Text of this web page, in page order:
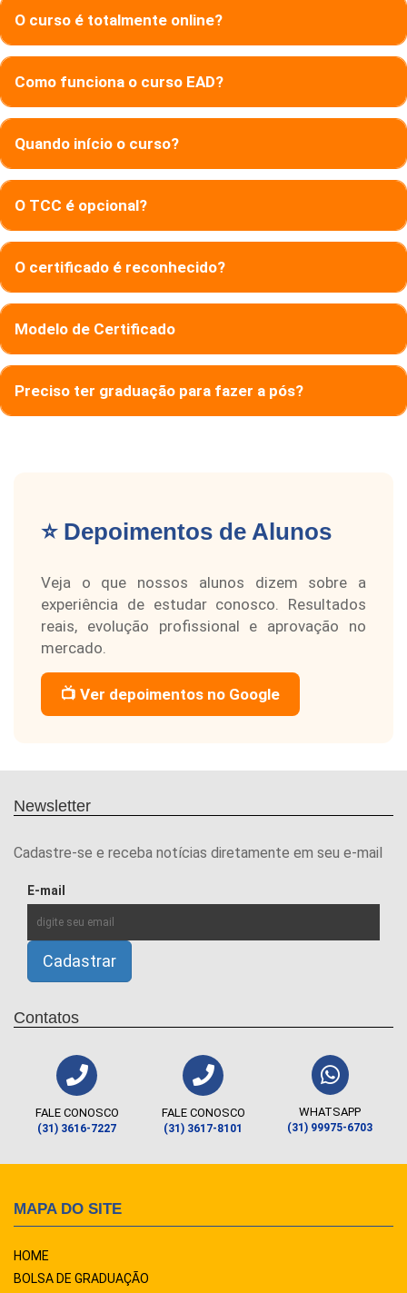
O curso é totalmente online?
Como funciona o curso EAD?
Quando início o curso?
O TCC é opcional?
O certificado é reconhecido?
Modelo de Certificado
Preciso ter graduação para fazer a pós?
⭐ Depoimentos de Alunos
Veja o que nossos alunos dizem sobre a
experiência de estudar conosco. Resultados
reais, evolução profissional e aprovação no
mercado.
📺 Ver depoimentos no Google
Newsletter
Cadastre-se e receba notícias diretamente em seu e-mail
E-mail
Contatos
FALE CONOSCO
(31) 3616-7227
FALE CONOSCO
(31) 3617-8101
WHATSAPP
(31) 99975-6703
MAPA DO SITE
HOME
BOLSA DE GRADUAÇÃO